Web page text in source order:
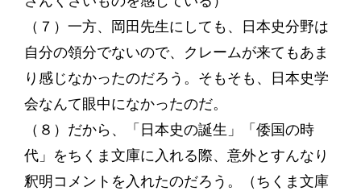
（７）一方、岡田先生にしても、日本史分野は
自分の領分でないので、クレームが来てもあま
り感じなかったのだろう。そもそも、日本史学
会なんて眼中になかったのだ。
（８）だから、「日本史の誕生」「倭国の時
代」をちくま文庫に入れる際、意外とすんなり
釈明コメントを入れたのだろう。（ちくま文庫